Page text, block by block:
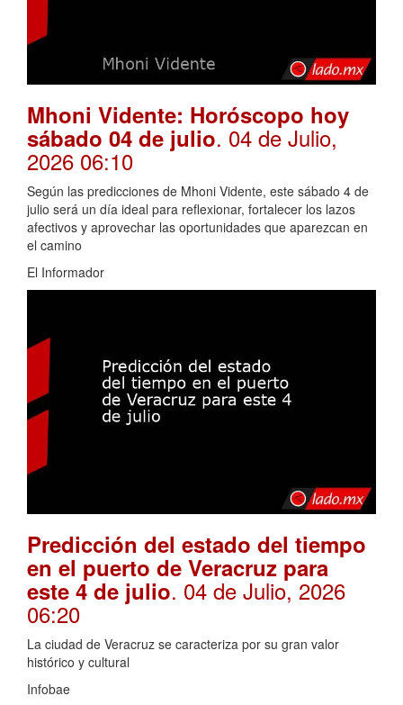
Mhoni Vidente: Horóscopo hoy
sábado 04 de julio. 04 de Julio,
2026 06:10
Según las predicciones de Mhoni Vidente, este sábado 4 de
julio será un día ideal para reflexionar, fortalecer los lazos
afectivos y aprovechar las oportunidades que aparezcan en
el camino
El Informador
Predicción del estado del tiempo
en el puerto de Veracruz para
este 4 de julio. 04 de Julio, 2026
06:20
La ciudad de Veracruz se caracteriza por su gran valor
histórico y cultural
Infobae